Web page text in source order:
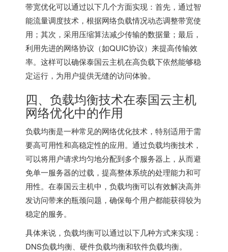
带宽优化可以通过以下几个方面实现：首先，通过智
能流量调度技术，根据网络负载情况动态调整带宽使
用；其次，采用压缩算法减少传输的数据量；最后，
利用先进的网络协议（如QUIC协议）来提高传输效
率。这样可以确保泰国云主机在高负载下依然能够稳
定运行，为用户提供无缝的访问体验。
四、负载均衡技术在泰国云主机
网络优化中的作用
负载均衡是一种常见的网络优化技术，特别适用于需
要高可用性和高稳定性的应用。通过负载均衡技术，
可以将用户请求均匀地分配到多个服务器上，从而避
免单一服务器的过载，提高整体系统的处理能力和可
用性。在泰国云主机中，负载均衡可以有效解决高并
发访问带来的瓶颈问题，确保每个用户都能获得较为
稳定的服务。
具体来说，负载均衡可以通过以下几种方式来实现：
DNS负载均衡、硬件负载均衡和软件负载均衡。